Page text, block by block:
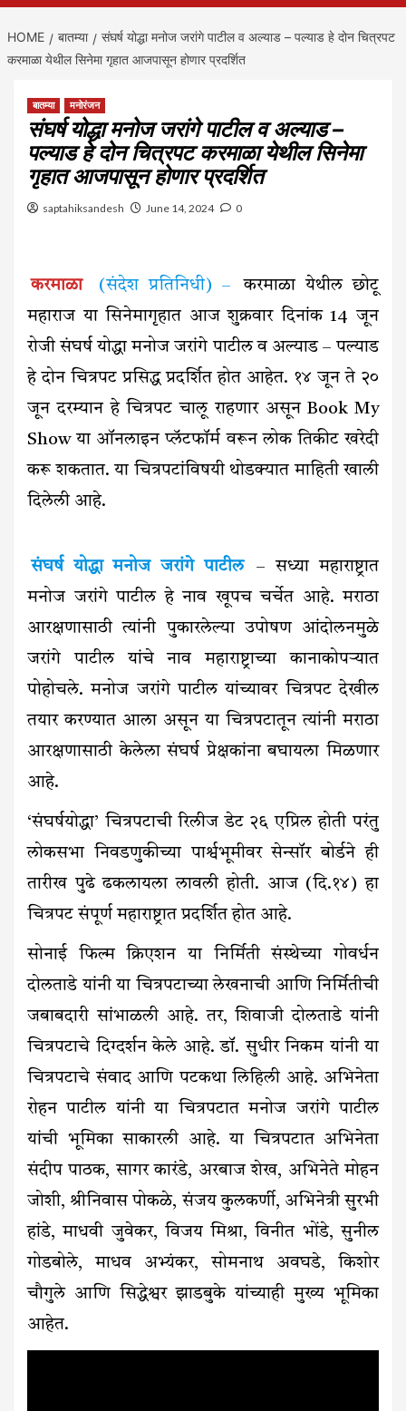
HOME बातम्या
संघर्ष योद्धा मनोज जरांगे पाटील व अल्याड – पल्याड हे दोन चित्रपट
करमाळा येथील सिनेमा गृहात आजपासून होणार प्रदर्शित
बातम्या मनोरंजन
संघर्ष योद्धा मनोज जरांगे पाटील व अल्याड –
पल्याड हे दोन चित्रपट करमाळा येथील सिनेमा
गृहात आजपासून होणार प्रदर्शित
saptahiksandesh June 14, 2024 0
करमाळा (संदेश प्रतिनिधी) –
करमाळा येथील छोटू
महाराज या सिनेमागृहात आज शुक्रवार दिनांक 14 जून
रोजी संघर्ष योद्धा मनोज जरांगे पाटील व अल्याड – पल्याड
हे दोन चित्रपट प्रसिद्ध प्रदर्शित होत आहेत. १४ जून ते २०
जून दरम्यान हे चित्रपट चालू राहणार असून Book My
Show या ऑनलाइन प्लॅटफॉर्म वरून लोक तिकीट खरेदी
करू शकतात. या चित्रपटांविषयी थोडक्यात माहिती खाली
दिलेली आहे.
संघर्ष योद्धा मनोज जरांगे पाटील
– सध्या महाराष्ट्रात
मनोज जरांगे पाटील हे नाव खूपच चर्चेत आहे. मराठा
आरक्षणासाठी त्यांनी पुकारलेल्या उपोषण आंदोलनमुळे
जरांगे पाटील यांचे नाव महाराष्ट्राच्या कानाकोपऱ्यात
पोहोचले. मनोज जरांगे पाटील यांच्यावर चित्रपट देखील
तयार करण्यात आला असून या चित्रपटातून त्यांनी मराठा
आरक्षणासाठी केलेला संघर्ष प्रेक्षकांना बघायला मिळणार
आहे.
‘संघर्षयोद्धा’ चित्रपटाची रिलीज डेट २६ एप्रिल होती परंतु
लोकसभा निवडणुकीच्या पार्श्वभूमीवर सेन्सॉर बोर्डने ही
तारीख पुढे ढकलायला लावली होती. आज (दि.१४) हा
चित्रपट संपूर्ण महाराष्ट्रात प्रदर्शित होत आहे.
सोनाई फिल्म क्रिएशन या निर्मिती संस्थेच्या गोवर्धन
दोलताडे यांनी या चित्रपटाच्या लेखनाची आणि निर्मितीची
जबाबदारी सांभाळली आहे. तर, शिवाजी दोलताडे यांनी
चित्रपटाचे दिग्दर्शन केले आहे. डॉ. सुधीर निकम यांनी या
चित्रपटाचे संवाद आणि पटकथा लिहिली आहे. अभिनेता
रोहन पाटील यांनी या चित्रपटात मनोज जरांगे पाटील
यांची भूमिका साकारली आहे. या चित्रपटात अभिनेता
संदीप पाठक, सागर कारंडे, अरबाज शेख, अभिनेते मोहन
जोशी, श्रीनिवास पोकळे, संजय कुलकर्णी, अभिनेत्री सुरभी
हांडे, माधवी जुवेकर, विजय मिश्रा, विनीत भोंडे, सुनील
गोडबोले, माधव अभ्यंकर, सोमनाथ अवघडे, किशोर
चौगुले आणि सिद्धेश्वर झाडबुके यांच्याही मुख्य भूमिका
आहेत.